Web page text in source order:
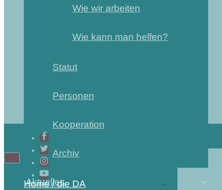
Wie wir arbeiten
Wie kann man helfen?
Statut
Personen
Kooperation
Archiv
Aktuelles
Home / die DA